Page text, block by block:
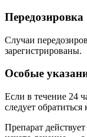
Передозировка
Случаи
зарегистрированы.
Особые
Если в течение 24
следует обратиться
Препарат